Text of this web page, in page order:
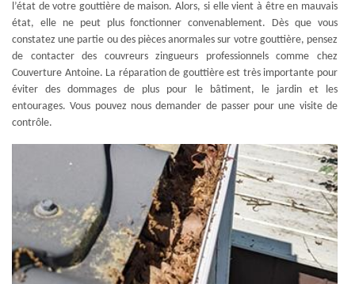
l’état de votre gouttière de maison. Alors, si elle vient à être en mauvais
état, elle ne peut plus fonctionner convenablement. Dès que vous
constatez une partie ou des pièces anormales sur votre gouttière, pensez
de contacter des couvreurs zingueurs professionnels comme chez
Couverture Antoine. La réparation de gouttière est très importante pour
éviter des dommages de plus pour le bâtiment, le jardin et les
entourages. Vous pouvez nous demander de passer pour une visite de
contrôle.